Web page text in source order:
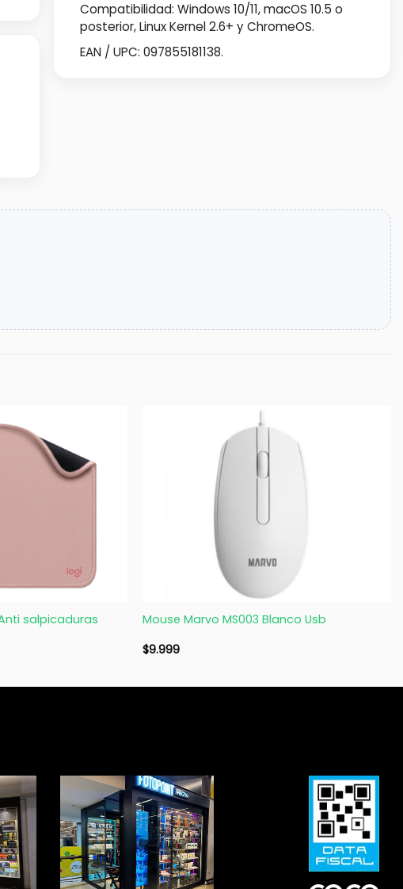
Compatibilidad: Windows 10/11, macOS 10.5 o
posterior, Linux Kernel 2.6+ y ChromeOS.
EAN / UPC: 097855181138.
salpicaduras
Mouse Marvo MS003 Blanco Usb
$9.999